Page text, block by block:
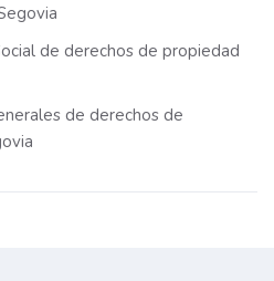
de derechos de propiedad
de derechos de